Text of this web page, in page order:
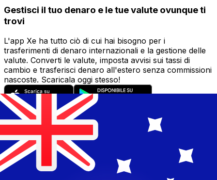
Gestisci il tuo denaro e le tue valute ovunque ti
trovi
L'app Xe ha tutto ciò di cui hai bisogno per i
trasferimenti di denaro internazionali e la gestione delle
valute. Converti le valute, imposta avvisi sui tassi di
cambio e trasferisci denaro all'estero senza commissioni
nascoste. Scaricala oggi stesso!